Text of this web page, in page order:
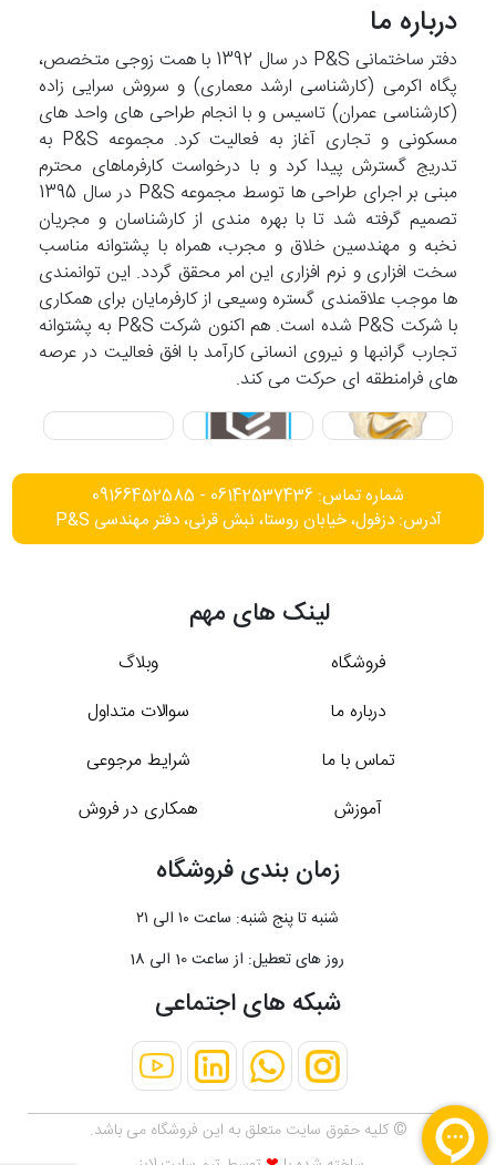
درباره ما
دفتر ساختمانی P&S در سال 1392 با همت زوجی متخصص،
پگاه اکرمی (کارشناسی ارشد معماری) و سروش سرایی زاده
(کارشناسی عمران) تاسیس و با انجام طراحی های واحد های
مسکونی و تجاری آغاز به فعالیت کرد. مجموعه P&S به
تدریج گسترش پیدا کرد و با درخواست کارفرماهای محترم
مبنی بر اجرای طراحی ها توسط مجموعه P&S در سال 1395
تصمیم گرفته شد تا با بهره مندی از کارشناسان و مجریان
نخبه و مهندسین خلاق و مجرب، همراه با پشتوانه مناسب
سخت افزاری و نرم افزاری این امر محقق گردد. این توانمندی
ها موجب علاقمندی گستره وسیعی از کارفرمایان برای همکاری
با شرکت P&S شده است. هم اکنون شرکت P&S به پشتوانه
تجارب گرانبها و نیروی انسانی کارآمد با افق فعالیت در عرصه
های فرامنطقه ای حرکت می کند.
شماره تماس: 06142537436 - 09166452585
آدرس: دزفول، خیابان روستا، نبش قرنی، دفتر مهندسی P&S
لینک های مهم
فروشگاه
وبلاگ
درباره ما
سوالات متداول
تماس با ما
شرایط مرجوعی
آموزش
همکاری در فروش
زمان بندی فروشگاه
شنبه تا پنج شنبه: ساعت ۱۰ الی ۲۱
روز های تعطیل: از ساعت 10 الی 18
شبکه های اجتماعی
© کلیه حقوق سایت متعلق به این فروشگاه می باشد.